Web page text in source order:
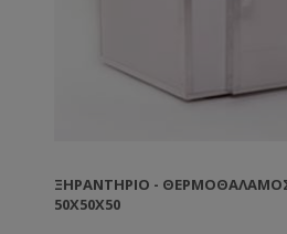
ΞΗΡΑΝΤΉΡΙΟ -
50Χ50Χ50